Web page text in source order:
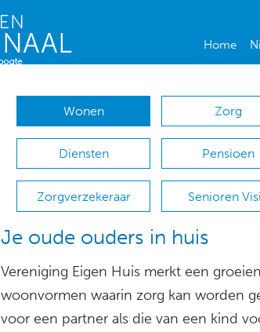
Home
Wonen Zorg
Diensten Pensioen
Zorgverzekeraar Senioren
Je oude ouders in huis
Vereniging Eigen Huis merkt een
woonvormen waarin zorg kan worden
voor een partner als die van een kind